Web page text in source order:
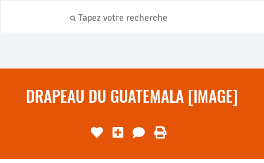
DRAPEAU DU GUATEMALA [IMAGE]